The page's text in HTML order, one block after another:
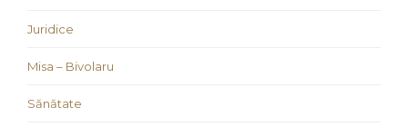
Juridice
Misa – Bivolaru
Sănătate